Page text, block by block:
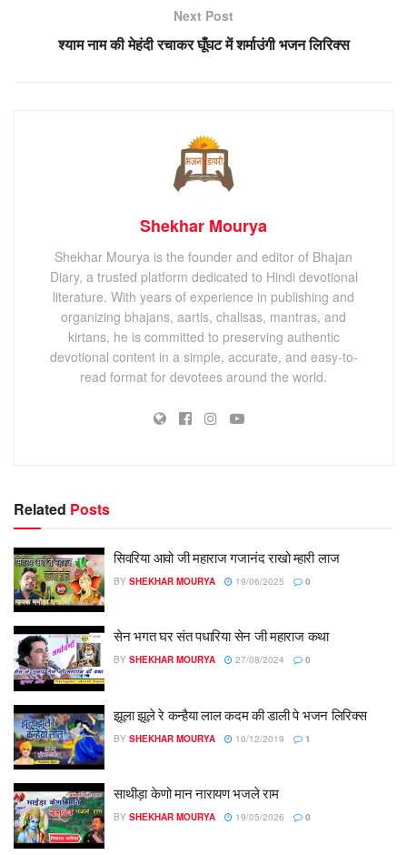
Next Post
श्याम नाम की मेहंदी रचाकर घूँघट में शर्माउंगी भजन लिरिक्स
Shekhar Mourya
Shekhar Mourya is the founder and editor of Bhajan
Diary, a trusted platform dedicated to Hindi devotional
literature. With years of experience in publishing and
organizing bhajans, aartis, chalisas, mantras, and
kirtans, he is committed to preserving authentic
devotional content in a simple, accurate, and easy-to-
read format for devotees around the world.
Related Posts
सिवरिया आवो जी महाराज गजानंद राखो म्हारी लाज
BY SHEKHAR MOURYA 19/06/2025 0
सेन भगत घर संत पधारिया सेन जी महाराज कथा
BY SHEKHAR MOURYA 27/08/2024 0
झूला झूले रे कन्हैया लाल कदम की डाली पे भजन लिरिक्स
BY SHEKHAR MOURYA 10/12/2019 1
साथीड़ा केणो मान नारायण भजले राम
BY SHEKHAR MOURYA 19/05/2026 0